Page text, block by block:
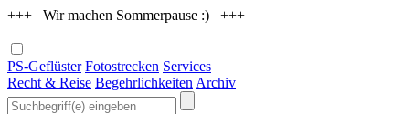
+++ Wir machen Sommerpause :) +++
PS-Geflüster Fotostrecken Services
Recht & Reise Begehrlichkeiten Archiv